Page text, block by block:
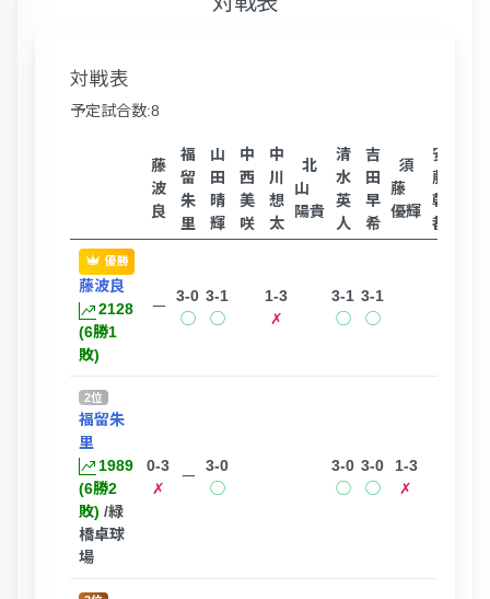
対戦表
予定試合数:8
藤
波
良
福
留
朱
里
山
田
晴
輝
中
西
美
咲
中
川
想
太
北
山
陽貴
清
水
英
人
吉
田
早
希
須
藤
優輝
安
藤
朝
都
優勝
藤波良
2128
(6勝1
敗)
ー
3-0
◯
3-1
◯
1-3
✗
3-1
◯
3-1
◯
2位
福留朱
里
1989
(6勝2
敗) /緑
橋卓球
場
0-3
✗
ー
3-0
◯
3-0
◯
3-0
◯
1-3
✗